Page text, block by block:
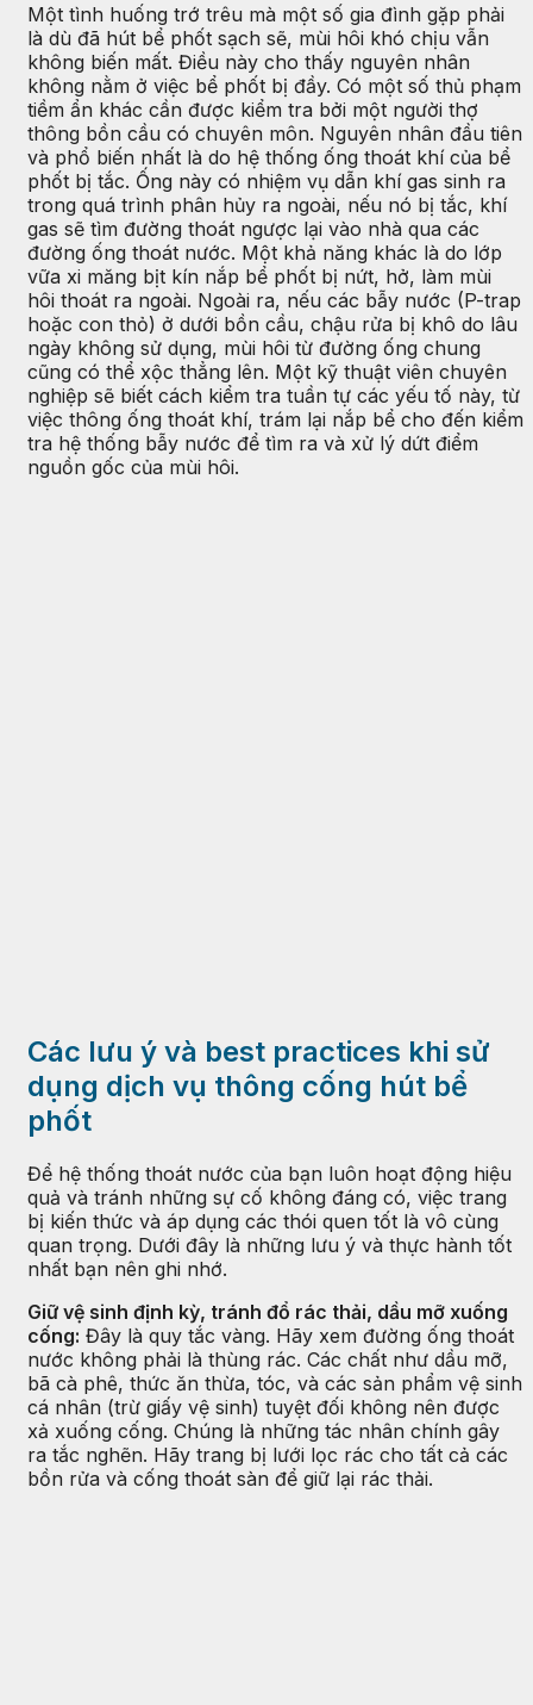
Một tình huống trớ trêu mà một số gia đình gặp phải
là dù đã hút bể phốt sạch sẽ, mùi hôi khó chịu vẫn
không biến mất. Điều này cho thấy nguyên nhân
không nằm ở việc bể phốt bị đầy. Có một số thủ phạm
tiềm ẩn khác cần được kiểm tra bởi một người thợ
thông bồn cầu có chuyên môn. Nguyên nhân đầu tiên
và phổ biến nhất là do hệ thống ống thoát khí của bể
phốt bị tắc. Ống này có nhiệm vụ dẫn khí gas sinh ra
trong quá trình phân hủy ra ngoài, nếu nó bị tắc, khí
gas sẽ tìm đường thoát ngược lại vào nhà qua các
đường ống thoát nước. Một khả năng khác là do lớp
vữa xi măng bịt kín nắp bể phốt bị nứt, hở, làm mùi
hôi thoát ra ngoài. Ngoài ra, nếu các bẫy nước (P-trap
hoặc con thỏ) ở dưới bồn cầu, chậu rửa bị khô do lâu
ngày không sử dụng, mùi hôi từ đường ống chung
cũng có thể xộc thẳng lên. Một kỹ thuật viên chuyên
nghiệp sẽ biết cách kiểm tra tuần tự các yếu tố này, từ
việc thông ống thoát khí, trám lại nắp bể cho đến kiểm
tra hệ thống bẫy nước để tìm ra và xử lý dứt điểm
nguồn gốc của mùi hôi.
Các lưu ý và best practices khi sử
dụng dịch vụ thông cống hút bể
phốt
Để hệ thống thoát nước của bạn luôn hoạt động hiệu
quả và tránh những sự cố không đáng có, việc trang
bị kiến thức và áp dụng các thói quen tốt là vô cùng
quan trọng. Dưới đây là những lưu ý và thực hành tốt
nhất bạn nên ghi nhớ.
Giữ vệ sinh định kỳ, tránh đổ rác thải, dầu mỡ xuống
cống: Đây là quy tắc vàng. Hãy xem đường ống thoát
nước không phải là thùng rác. Các chất như dầu mỡ,
bã cà phê, thức ăn thừa, tóc, và các sản phẩm vệ sinh
cá nhân (trừ giấy vệ sinh) tuyệt đối không nên được
xả xuống cống. Chúng là những tác nhân chính gây
ra tắc nghẽn. Hãy trang bị lưới lọc rác cho tất cả các
bồn rửa và cống thoát sàn để giữ lại rác thải.